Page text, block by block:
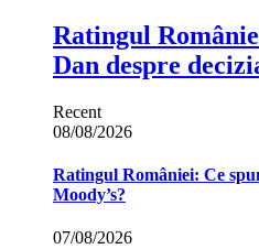
Ratingul
Dan despre
Recent
08/08/2026
Ratingul României: Ce
Moody’s?
07/08/2026